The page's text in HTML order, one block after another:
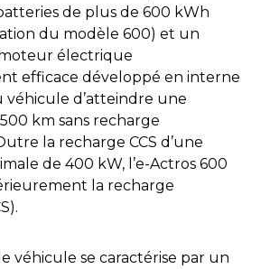
de plus de 600 kWh
du modèle 600) et un
électrique
efficace développé en interne
d’atteindre une
km sans recharge
la recharge CCS d’une
de 400 kW, l’e-Actros 600
la recharge
véhicule se caractérise par un